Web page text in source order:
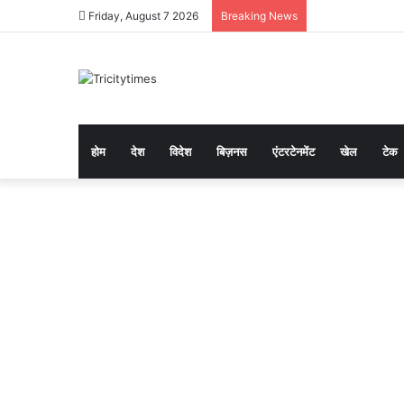
Friday, August 7 2026 Breaking News
होम देश विदेश बिज़नस एंटरटेनमेंट खेल टेक